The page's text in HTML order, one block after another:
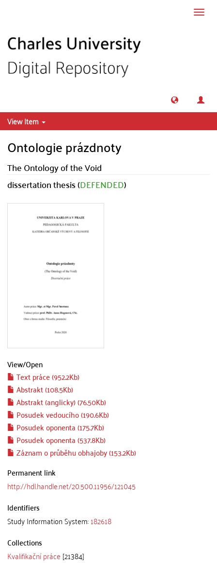
View Item
Ontologie prázdnoty
The Ontology of the Void
dissertation thesis (DEFENDED)
View/Open
Text práce (952.2Kb)
Abstrakt (108.5Kb)
Abstrakt (anglicky) (76.50Kb)
Posudek vedoucího (190.6Kb)
Posudek oponenta (175.7Kb)
Posudek oponenta (537.8Kb)
Záznam o průběhu obhajoby (153.2Kb)
Permanent link
http://hdl.handle.net/20.500.11956/121045
Identifiers
Study Information System:182618
Collections
Kvalifikační práce [21384]